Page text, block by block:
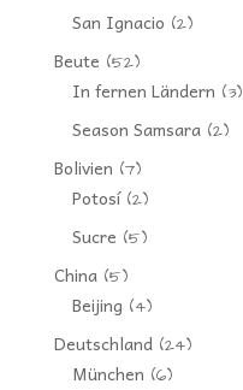
San Ignacio (2)
Beute (52)
In fernen Ländern (3)
Season Samsara(2)
Bolivien (7)
Potosí(2)
Sucre (5)
China(5)
Beijing (4)
Deutschland(24)
München (6)